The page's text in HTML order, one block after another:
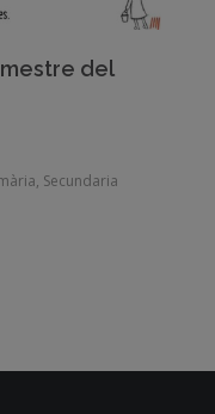
del
, Secundaria